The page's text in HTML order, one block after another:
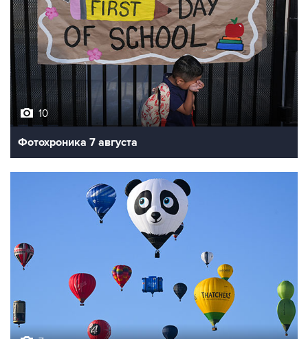
10
Фотохроника 7 августа